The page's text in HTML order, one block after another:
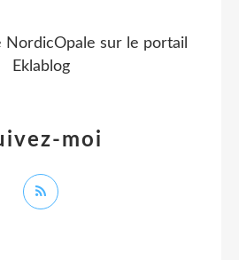
moi
NordicOpale sur le portail
Eklablog